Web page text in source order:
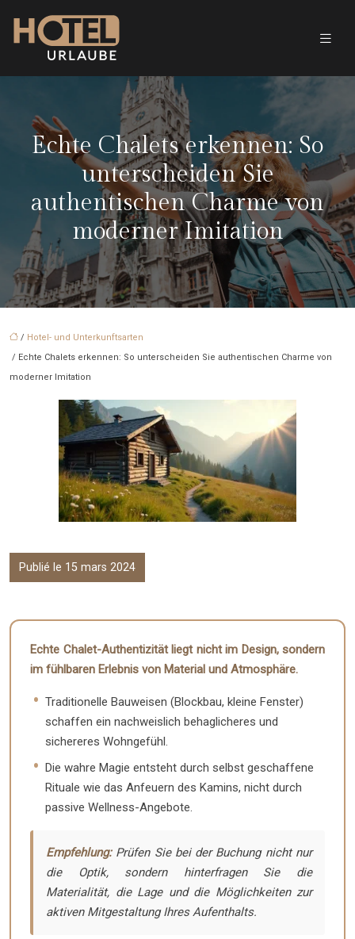
Echte Chalets erkennen: So
unterscheiden Sie
authentischen Charme von
moderner Imitation
/ Hotel- und Unterkunftsarten
/ Echte Chalets erkennen: So unterscheiden Sie authentischen Charme von
moderner Imitation
Publié le 15 mars 2024
Echte Chalet-Authentizität liegt nicht im Design, sondern
im fühlbaren Erlebnis von Material und Atmosphäre.
Traditionelle Bauweisen (Blockbau, kleine Fenster)
schaffen ein nachweislich behaglicheres und
sichereres Wohngefühl.
Die wahre Magie entsteht durch selbst geschaffene
Rituale wie das Anfeuern des Kamins, nicht durch
passive Wellness-Angebote.
Empfehlung:Prüfen Sie bei der Buchung nicht nur
die Optik, sondern hinterfragen Sie die
Materialität, die Lage und die Möglichkeiten zur
aktiven Mitgestaltung Ihres Aufenthalts.